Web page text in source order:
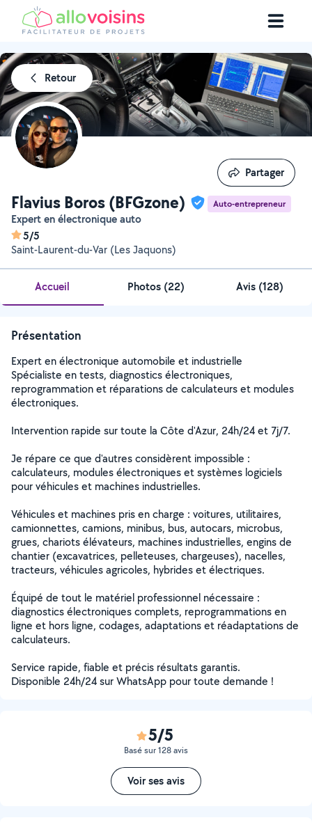
Retour
Flavius Boros (BFGzone) Auto-entrepreneur
Expert en électronique auto
5/5
Saint-Laurent-du-Var (Les Jaquons)
Partager
Partager
Accueil Photos (22) Avis (128)
Présentation
Expert en électronique automobile et industrielle
Spécialiste en tests, diagnostics électroniques,
reprogrammation et réparations de calculateurs et modules
électroniques.
Intervention rapide sur toute la Côte d'Azur, 24h/24 et 7j/7.
Je répare ce que d'autres considèrent impossible :
calculateurs, modules électroniques et systèmes logiciels
pour véhicules et machines industrielles.
Véhicules et machines pris en charge : voitures, utilitaires,
camionnettes, camions, minibus, bus, autocars, microbus,
grues, chariots élévateurs, machines industrielles, engins de
chantier (excavatrices, pelleteuses, chargeuses), nacelles,
tracteurs, véhicules agricoles, hybrides et électriques.
Équipé de tout le matériel professionnel nécessaire :
diagnostics électroniques complets, reprogrammations en
ligne et hors ligne, codages, adaptations et réadaptations de
calculateurs.
Service rapide, fiable et précis résultats garantis.
Disponible 24h/24 sur WhatsApp pour toute demande !
5/5
Basé sur 128 avis
Voir ses avis